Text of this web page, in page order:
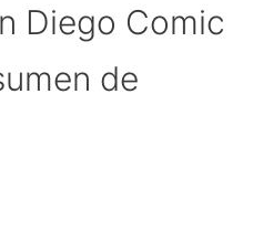
Diego Comic
de